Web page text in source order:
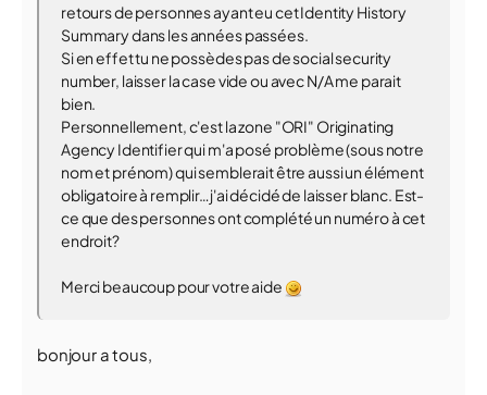
retours de personnes ayant eu cet Identity History
Summary dans les années passées.
Si en effet tu ne possèdes pas de social security
number, laisser la case vide ou avec N/A me parait
bien.
Personnellement, c'est la zone "ORI" Originating
Agency Identifier qui m'a posé problème (sous notre
nom et prénom) qui semblerait être aussi un élément
obligatoire à remplir…j'ai décidé de laisser blanc. Est-
ce que des personnes ont complété un numéro à cet
endroit?
Merci beaucoup pour votre aide
bonjour a tous,